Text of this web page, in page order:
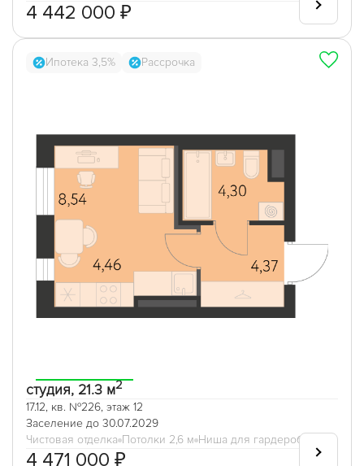
4 442 000 ₽
Ипотека 3,5% Рассрочка
студия, 21.3 м2
17.12, кв. №226, этаж 12
Заселение до 30.07.2029
Чистовая отделка Потолки 2,6 м Ниша для гардеробной
4 471 000 ₽